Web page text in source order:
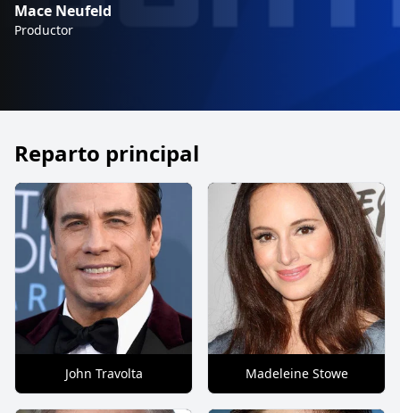
Mace Neufeld
Productor
Reparto principal
John Travolta Madeleine Stowe